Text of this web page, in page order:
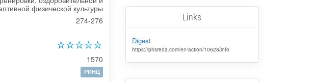
физической культуры
274-276
1570
РИНЦ
Links
Digest
https://phsreda.com/en/action/10628/info